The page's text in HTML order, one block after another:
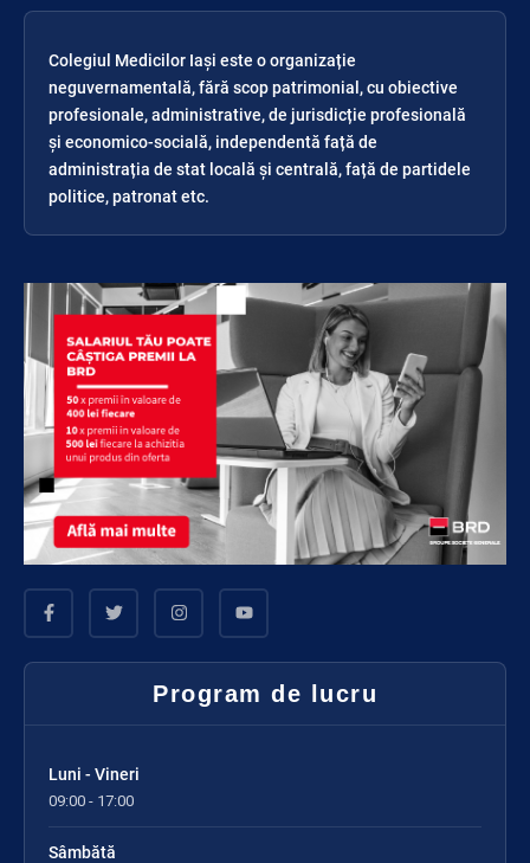
Colegiul Medicilor Iași este o organizație
neguvernamentală, fără scop patrimonial, cu obiective
profesionale, administrative, de jurisdicție profesională
și economico-socială, independentă față de
administrația de stat locală și centrală, față de partidele
politice, patronat etc.
Program de lucru
Luni - Vineri
09:00 - 17:00
Sâmbătă